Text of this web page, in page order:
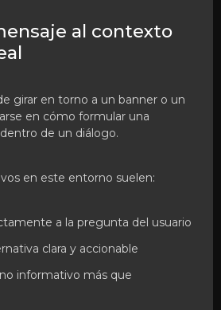
al contexto
girar en torno a un banner o un
en cómo formular una
de un diálogo.
en este entorno suelen:
a la pregunta del usuario
clara y accionable
informativo más que